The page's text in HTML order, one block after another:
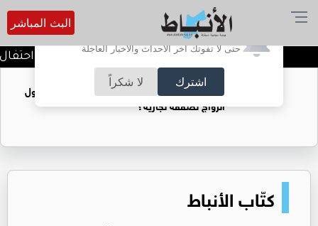
أترغب في تفعيل الإشعارات؟
حتى لا تفوتك آخر الأحداث والأخبار العاجلة
اشترك لا شكراً
البث المباشر
رئيس الديوان الملكي يرعى احتفال
فتيات يستغللنه لتحقيق مكاسب مادية.. هل تحول
الزواج لصفقة تجارية؟
كتّاب الأنباط